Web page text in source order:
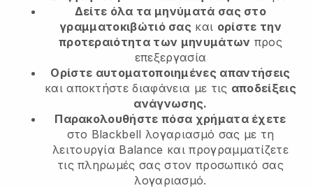
Δείτε όλα τα μηνύματά σας στο
γραμματοκιβώτιό σας και ορίστε την
προτεραιότητα των μηνυμάτων προς
επεξεργασία
Ορίστε αυτοματοποιημένες απαντήσεις
και αποκτήστε διαφάνεια με τις αποδείξεις
ανάγνωσης.
Παρακολουθήστε πόσα χρήματα έχετε
στο Blackbell λογαριασμό σας με τη
λειτουργία Balance και προγραμματίζετε
τις πληρωμές σας στον προσωπικό σας
λογαριασμό.